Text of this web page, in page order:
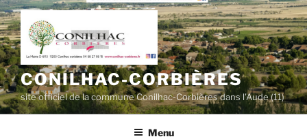
Aller
au
contenu
principal
CONILHAC-CORBIÈRES
site officiel de la commune Conilhac-Corbières dans l'Aude (11)
Menu